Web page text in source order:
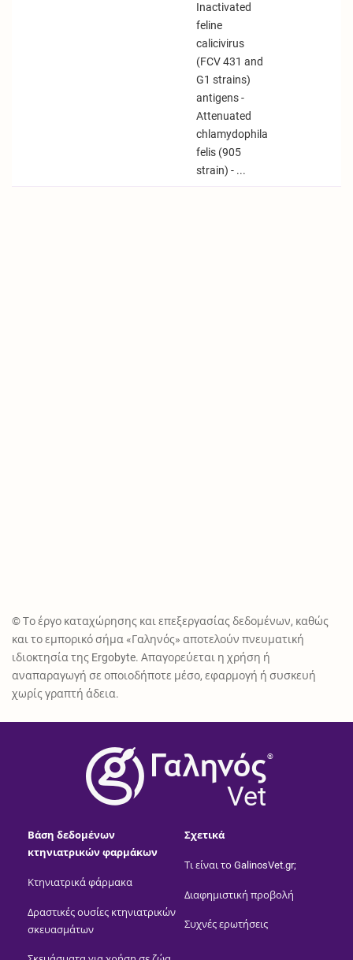
Inactivated
feline
calicivirus
(FCV 431 and
G1 strains)
antigens -
Attenuated
chlamydophila
felis (905
strain) - ...
© Το έργο καταχώρησης και επεξεργασίας δεδομένων, καθώς
και το εμπορικό σήμα «Γαληνός» αποτελούν πνευματική
ιδιοκτησία της Ergobyte. Απαγορεύεται η χρήση ή
αναπαραγωγή σε οποιοδήποτε μέσο, εφαρμογή ή συσκευή
χωρίς γραπτή άδεια.
®
Vet
Βάση δεδομένων
κτηνιατρικών φαρμάκων
Κτηνιατρικά φάρμακα
Δραστικές ουσίες κτηνιατρικών
σκευασμάτων
Σχετικά
Τι είναι το GalinosVet.gr;
Διαφημιστική προβολή
Συχνές ερωτήσεις